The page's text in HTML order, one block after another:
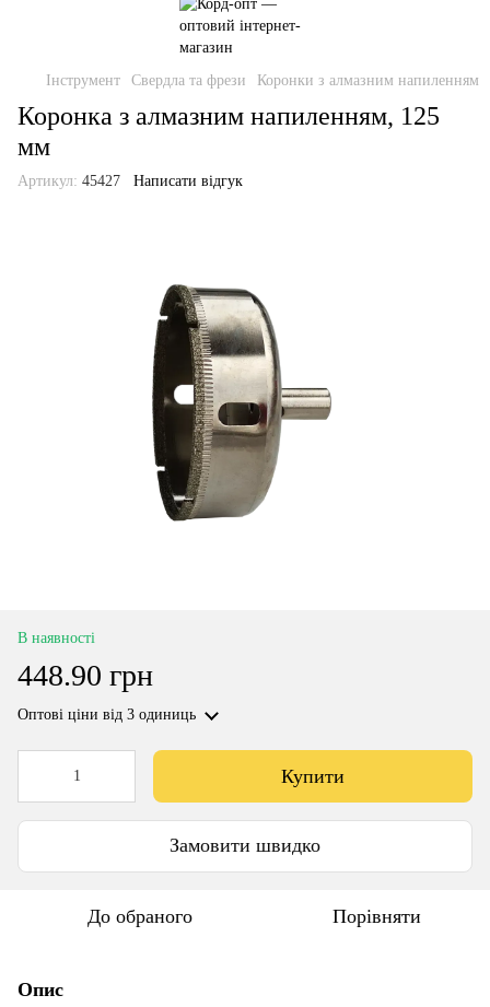
Інструмент Свердла та фрези Коронки з алмазним напиленням
Коронка з алмазним напиленням, 125
мм
Артикул: 45427 Написати відгук
В наявності
448.90 грн
Оптові ціни від 3 одиниць
Купити
Замовити швидко
До обраного Порівняти
Опис